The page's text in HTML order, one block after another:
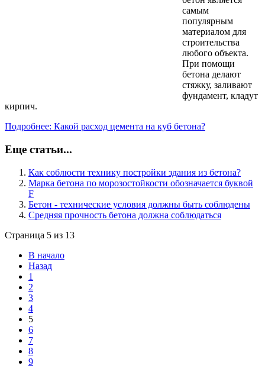
самым
популярным
материалом для
строительства
любого объекта.
При помощи
бетона делают
стяжку, заливают
фундамент, кладут
кирпич.
Подробнее: Какой расход цемента на куб бетона?
Еще статьи...
Как соблюсти технику постройки здания из бетона?
Марка бетона по морозостойкости обозначается буквой
F
Бетон - технические условия должны быть соблюдены
Средняя прочность бетона должна соблюдаться
Страница 5 из 13
В начало
Назад
1
2
3
4
5
6
7
8
9